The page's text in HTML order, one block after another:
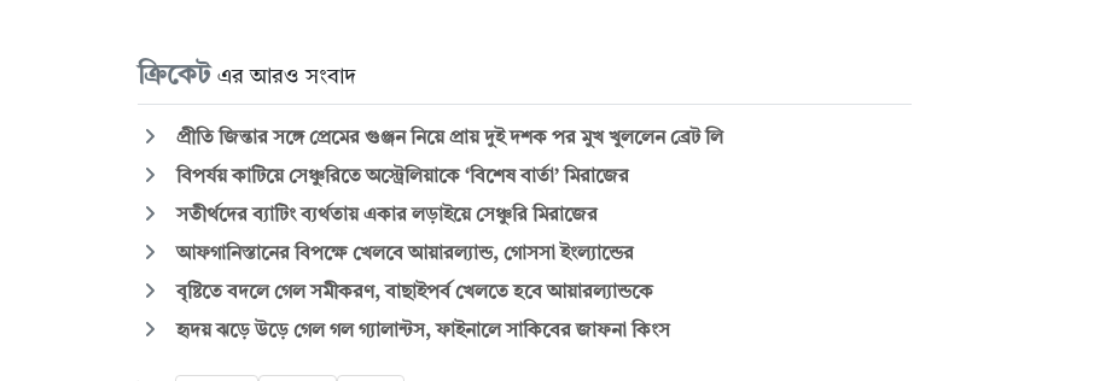
ক্রিকেট এর আরও সংবাদ
প্রীতি জিন্তার সঙ্গে প্রেমের গুঞ্জন নিয়ে প্রায় দুই দশক পর মুখ খুললেন ব্রেট লি
বিপর্যয় কাটিয়ে সেঞ্চুরিতে অস্ট্রেলিয়াকে ‘বিশেষ বার্তা’ মিরাজের
সতীর্থদের ব্যাটিং ব্যর্থতায় একার লড়াইয়ে সেঞ্চুরি মিরাজের
আফগানিস্তানের বিপক্ষে খেলবে আয়ারল্যান্ড, গোসসা ইংল্যান্ডের
বৃষ্টিতে বদলে গেল সমীকরণ, বাছাইপর্ব খেলতে হবে আয়ারল্যান্ডকে
হৃদয় ঝড়ে উড়ে গেল গল গ্যালান্টস, ফাইনালে সাকিবের জাফনা কিংস